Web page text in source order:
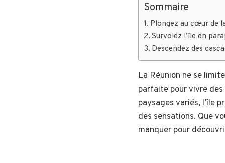
Sommaire
Plongez au cœur de
Survolez l’île en
Descendez des
La Réunion ne se
parfaite pour vivre
paysages variés, l’île
des sensations. Que
manquer pour